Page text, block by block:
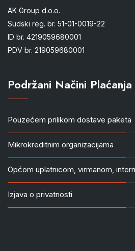
AK Group d.o.o.
Sudski reg. br. 51-01-0019-22
ID br. 4219059680001
PDV br. 219059680001
Podržani Načini Plaćanja
Pouzećem prilikom dostave paketa
Mikrokreditnim organizacijama
Općom uplatnicom, virmanom,
Izjava o privatnosti